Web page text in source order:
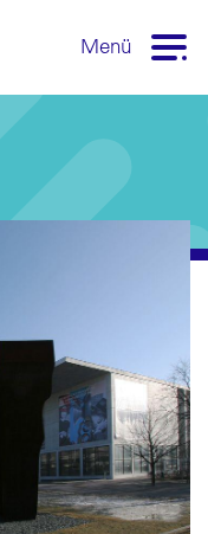
Menü